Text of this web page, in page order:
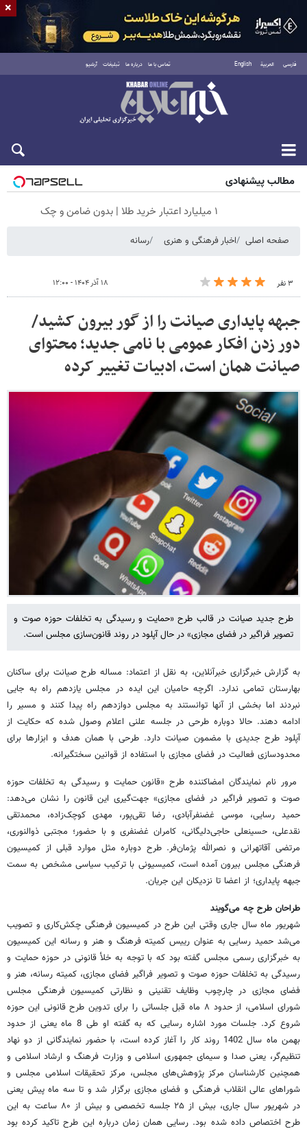
فارسی العربية English تماس با ما درباره ما تبلیغات آرشیو
پنجشنبه ۱۵ مرداد ۱۴۰۵
مطالب پیشنهادی
۱ میلیارد اعتبار خرید طلا | بدون ضامن و چک
صفحه اصلی اخبار فرهنگی و هنری رسانه
۳ نفر ۱۸ آذر ۱۴۰۴ - ۱۲:۰۰
جبهه پایداری صیانت را از گور بیرون کشید/
دور زدن افکار عمومی با نامی جدید؛ محتوای
صیانت همان است، ادبیات تغییر کرده
طرح جدید صیانت در قالب طرح «حمایت و رسیدگی به تخلفات حوزه صوت و
تصویر فراگیر در فضای مجازی» در حال آپلود در روند قانون‌سازی مجلس است.
به گزارش خبرگزاری خبرآنلاین، به نقل از اعتماد: مساله طرح صیانت برای ساکنان
بهارستان تمامی ندارد. اگرچه حامیان این ایده در مجلس یازدهم راه به جایی
نبردند اما بخشی از آنها توانستند به مجلس دوازدهم راه پیدا کنند و مسیر را
ادامه دهند. حالا دوباره طرحی در جلسه علنی اعلام وصول شده که حکایت از
آپلود طرح جدیدی با مضمون صیانت دارد. طرحی با همان هدف و ابزارها برای
محدودسازی فعالیت در فضای مجازی با استفاده از قوانین سختگیرانه.
مرور نام نمایندگان امضاکننده طرح «قانون حمایت و رسیدگی به تخلفات حوزه
صوت و تصویر فراگیر در فضای مجازی» جهت‌گیری این قانون را نشان می‌دهد:
حمید رسایی، موسی غضنفرآبادی، رضا تقی‌پور، مهدی کوچک‌زاده، محمدتقی
نقدعلی، حسینعلی حاجی‌دلیگانی، کامران غضنفری و با حضور؛ مجتبی ذوالنوری،
مرتضی آقاتهرانی و نصرالله پژمان‌فر. طرح دوباره مثل موارد قبلی از کمیسیون
فرهنگی مجلس بیرون آمده است، کمیسیونی با ترکیب سیاسی مشخص به سمت
جبهه پایداری؛ از اعضا تا نزدیکان این جریان.
طراحان طرح چه می‌گویند
شهریور ماه سال جاری وقتی این طرح در کمیسیون فرهنگی چکش‌کاری و تصویب
می‌شد حمید رسایی به عنوان رییس کمیته فرهنگ و هنر و رسانه این کمیسیون
به خبرگزاری رسمی مجلس گفته بود که با توجه به خلأ قانونی در حوزه حمایت و
رسیدگی به تخلفات حوزه صوت و تصویر فراگیر فضای مجازی، کمیته رسانه، هنر و
فضای مجازی در چارچوب وظایف تقنینی و نظارتی کمیسیون فرهنگی مجلس
شورای اسلامی، از حدود ۸ ماه قبل جلساتی را برای تدوین طرح قانونی این حوزه
شروع کرد. جلسات مورد اشاره رسایی که به گفته او طی 8 ماه یعنی از حدود
بهمن ماه سال 1402 روند کار را آغاز کرده است، با حضور نمایندگانی از دو نهاد
تنظیم‌گر، یعنی صدا و سیمای جمهوری اسلامی و وزارت فرهنگ و ارشاد اسلامی و
همچنین کارشناسان مرکز پژوهش‌های مجلس، مرکز تحقیقات اسلامی مجلس و
شوراهای عالی انقلاب فرهنگی و فضای مجازی برگزار شد و تا سه ماه پیش یعنی
در شهریور سال جاری، بیش از ۲۵ جلسه تخصصی و بیش از ۸۰ ساعت به این
طرح اختصاص داده شده بود. رسایی همان زمان درباره این طرح تاکید کرده بود
×